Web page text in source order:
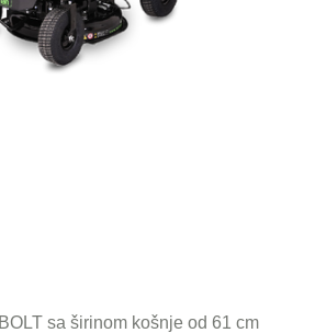
sa širinom košnje od 61 cm